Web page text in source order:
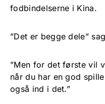
fodbindelserne i Kina.
”Det er begge dele”
”Men for det første vil
når du har en god
også ind i det.”